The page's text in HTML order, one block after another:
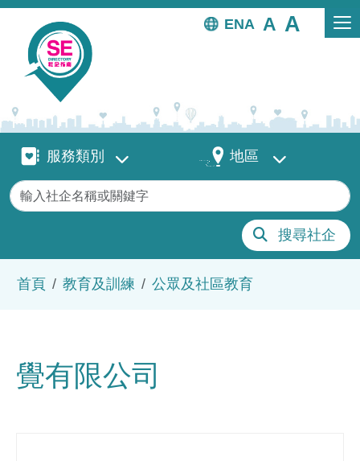
移至主內容
EN
服務類別服務類別 地區 地區
關鍵字
搜尋社企
首頁 教育及訓練 公眾及社區教育
覺有限公司